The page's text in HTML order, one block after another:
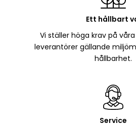
Ett hållbart
Vi ställer höga krav på
leverantörer gällande
hållbarhet.
Service